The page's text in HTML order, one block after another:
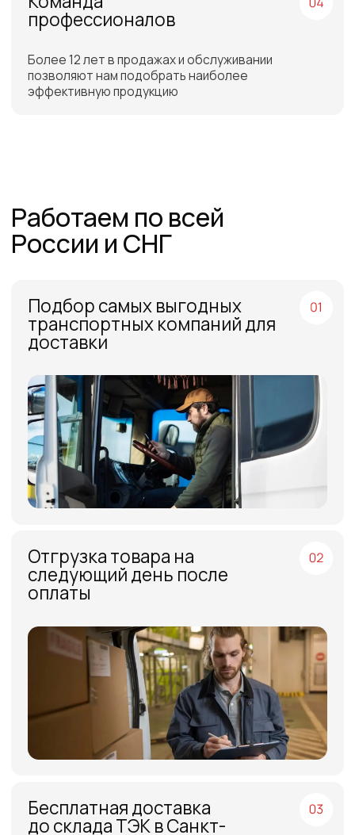
Поставщики
ЧАСЫ РАБОТЫ
Пн - Пт, с 09:00 до 18:00
Поддержка
КОНТАКТЫ
+7(812)331-45-82
info@evrasiaes.ru